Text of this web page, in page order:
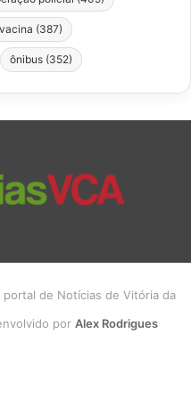
vacina (387)
ônibus (352)
portal de Notícias de Vitória da
por Alex Rodrigues